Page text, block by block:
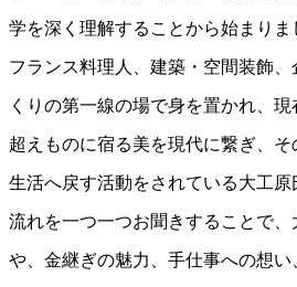
学を深く理解することから始まりま
フランス料理人、建築・空間装飾
くりの第一線の場で身を置かれ、
超えものに宿る美を現代に繋ぎ、
生活へ戻す活動をされている大工
流れを一つ一つお聞きすることで
や、金継ぎの魅力、手仕事への想